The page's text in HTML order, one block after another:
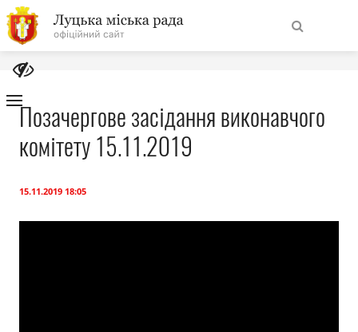
На
головну
НавігаціяПро місто
Позачергове засідання виконавчого
комітету 15.11.2019
15.11.2019 18:05